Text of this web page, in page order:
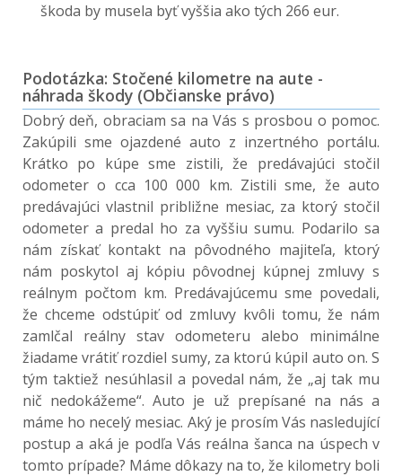
škoda by musela byť vyššia ako tých 266 eur.
Podotázka: Stočené kilometre na aute -
náhrada škody (Občianske právo)
Dobrý deň, obraciam sa na Vás s prosbou o pomoc.
Zakúpili sme ojazdené auto z inzertného portálu.
Krátko po kúpe sme zistili, že predávajúci stočil
odometer o cca 100 000 km. Zistili sme, že auto
predávajúci vlastnil približne mesiac, za ktorý stočil
odometer a predal ho za vyššiu sumu. Podarilo sa
nám získať kontakt na pôvodného majiteľa, ktorý
nám poskytol aj kópiu pôvodnej kúpnej zmluvy s
reálnym počtom km. Predávajúcemu sme povedali,
že chceme odstúpiť od zmluvy kvôli tomu, že nám
zamlčal reálny stav odometeru alebo minimálne
žiadame vrátiť rozdiel sumy, za ktorú kúpil auto on. S
tým taktiež nesúhlasil a povedal nám, že „aj tak mu
nič nedokážeme“. Auto je už prepísané na nás a
máme ho necelý mesiac. Aký je prosím Vás nasledující
postup a aká je podľa Vás reálna šanca na úspech v
tomto prípade? Máme dôkazy na to, že kilometry boli